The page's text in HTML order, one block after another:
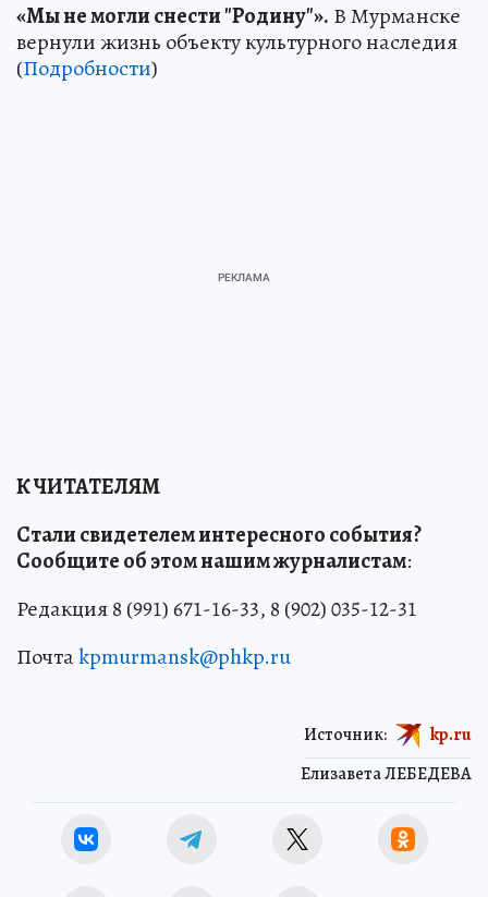
«Мы не могли снести "Родину"». В Мурманске
вернули жизнь объекту культурного наследия
(Подробности)
К ЧИТАТЕЛЯМ
Стали свидетелем интересного события?
Сообщите об этом нашим журналистам:
Редакция 8 (991) 671-16-33, 8 (902) 035-12-31
Почтаkpmurmansk@phkp.ru
Елизавета ЛЕБЕДЕВА
Источник: kp.ru